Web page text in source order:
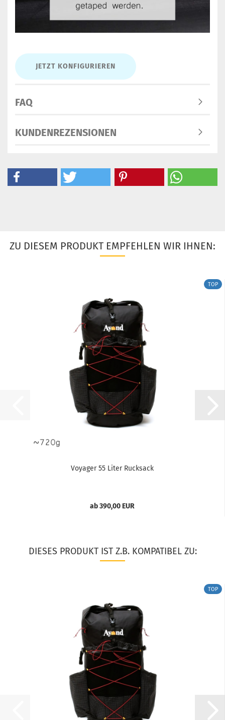
JETZT KONFIGURIEREN
FAQ
KUNDENREZENSIONEN
ZU DIESEM PRODUKT EMPFEHLEN WIR IHNEN:
TOP
Voyager 55 Liter Rucksack
ab 390,00 EUR
DIESES PRODUKT IST Z.B. KOMPATIBEL ZU:
TOP